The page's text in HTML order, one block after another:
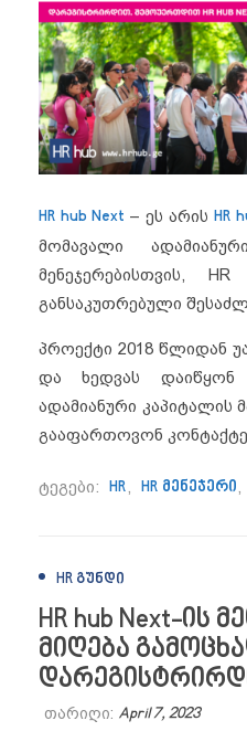
HR hub Next – ეს არის HR
მომავალი
მენეჯერებისთვის,
განსაკუთრებული
პროექტი 2018 წლიდან
და ხედვას დაიწყონ
ადამიანური
გააფართოვონ
ტეგები: HR, HR მენეჯერი,
HR ᲒᲣᲜᲓᲘ
HR hub Next-ის
მიღება
თარიღი: April 7, 2023